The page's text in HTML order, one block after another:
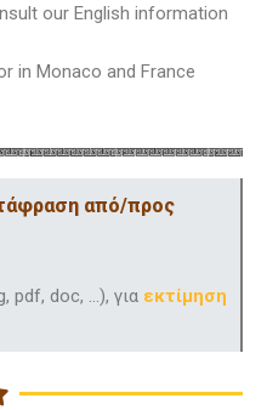
our English information
in Monaco and France
από/προς
pdf, doc, …), για εκτίμηση